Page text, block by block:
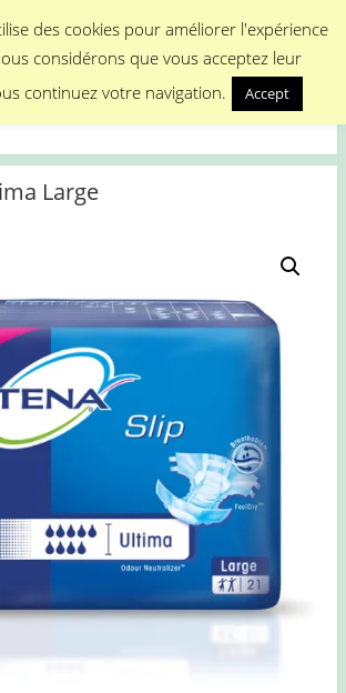
Large
des cookies pour améliorer l'expérience
considérons que vous acceptez leur
continuez votre navigation.
Accept